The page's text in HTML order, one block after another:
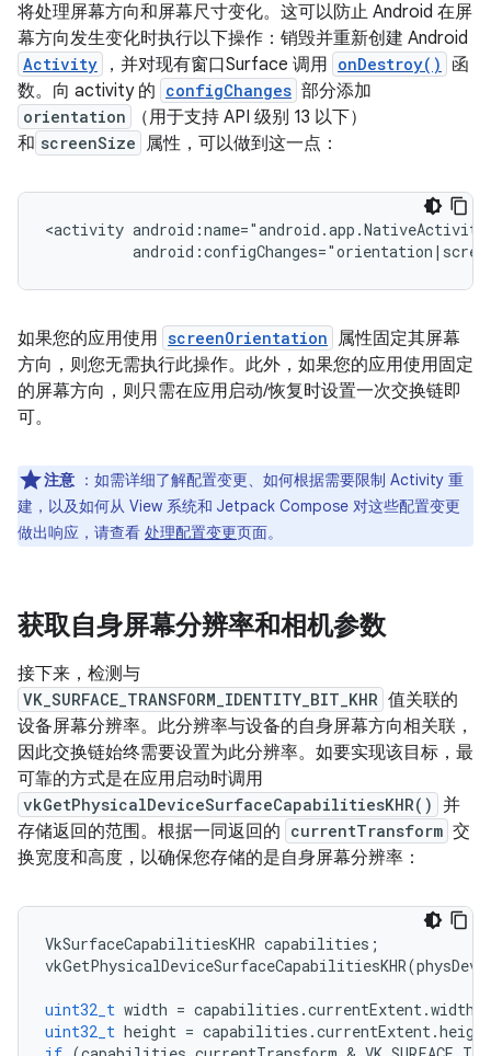
将处理屏幕方向和屏幕尺寸变化。这可以防止 Android 在屏
幕方向发生变化时执行以下操作：销毁并重新创建 Android
Activity ，并对现有窗口Surface 调用 onDestroy()
函
数。向 activity 的 configChanges 部分添加
orientation
（用于支持 API 级别 13 以下）
和 screenSize 属性，可以做到这一点：
<activity
如果您的应用使用 screenOrientation 属性固定其屏幕
方向，则您无需执行此操作。此外，如果您的应用使用固定
的屏幕方向，则只需在应用启动/恢复时设置一次交换链即
可。
注意 ：如需详细了解配置变更、如何根据需要限制 Activity 重
建，以及如何从 View 系统和 Jetpack Compose 对这些配置变更
做出响应，请查看 处理配置变更页面。
获取自身屏幕分辨率和相机参数
接下来，检测与
VK_SURFACE_TRANSFORM_IDENTITY_BIT_KHR 值关联的
设备屏幕分辨率。此分辨率与设备的自身屏幕方向相关联，
因此交换链始终需要设置为此分辨率。如要实现该目标，最
可靠的方式是在应用启动时调用
vkGetPhysicalDeviceSurfaceCapabilitiesKHR() 并
存储返回的范围。根据一同返回的 currentTransform 交
换宽度和高度，以确保您存储的是自身屏幕分辨率：
VkSurfaceCapabilitiesKHR capabilities ;
vkGetPhysicalDeviceSurfaceCapabilitiesKHR(
uint32_t width = capabilities .currentExtent.width
uint32_t height = capabilities .currentExtent.height